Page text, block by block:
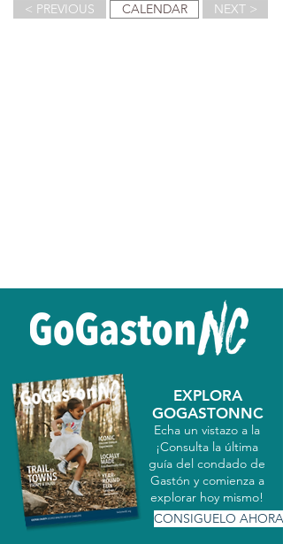
< PREVIOUS
CALENDAR NEXT >
EXPLORA
GOGASTONNC
Echa un vistazo a la
¡Consulta la última
guía del condado de
Gastón y comienza a
explorar hoy mismo!
CONSIGUELO AHORA